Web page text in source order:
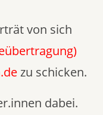
von sich
zu schicken.
dabei.